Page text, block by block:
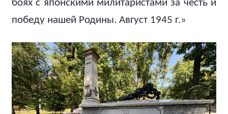
боях с японскими милитаристами за честь и
победу нашей Родины. Август 1945 г.»